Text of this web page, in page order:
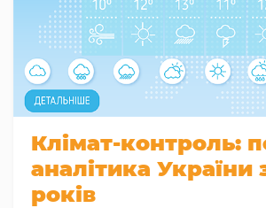
Клімат-контроль:
аналітика України
років